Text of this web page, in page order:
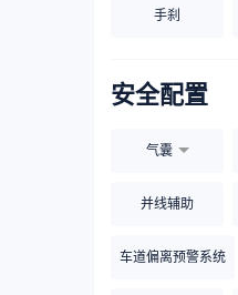
手刹
安全配置
气囊
并线辅助
车道偏离预警系统